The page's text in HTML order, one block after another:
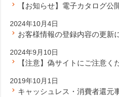
【お知らせ】電子カタログ公
2024年10月4日
お客様情報の登録内容の更新
2024年9月10日
【注意】偽サイトにご注意く
2019年10月1日
キャッシュレス・消費者還元